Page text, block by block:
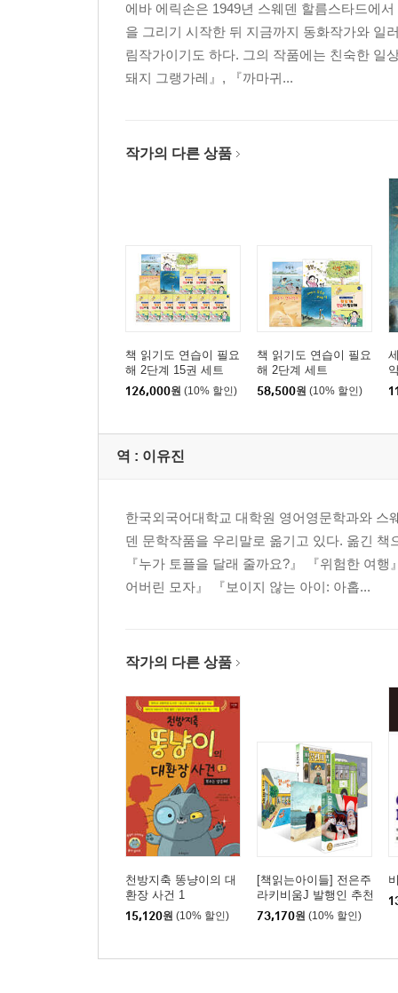
에바 에릭손은 1949년 스웨덴 할름스타드에
을 그리기 시작한 뒤 지금까지 동화작가와 일
림작가이기도 하다. 그의 작품에는 친숙한 일
돼지 그랭가레』, 『까마귀...
작가의 다른 상품
책 읽기도 연습이 필요
해 2단계 15권 세트
126,000원 (10% 할인)
책 읽기도 연습이 필요
해 2단계 세트
58,500원 (10% 할인)
역 : 이유진
한국외국어대학교 대학원 영어영문학과와
덴 문학작품을 우리말로 옮기고 있다. 옮긴
『누가 토플을 달래 줄까요?』 『위험한 여
어버린 모자』 『보이지 않는 아이: 아홉...
작가의 다른 상품
천방지축 똥냥이의 대
환장 사건 1
15,120원 (10% 할인)
[책읽는아이들] 전은주
라키비움J 발행인 추천
초등 5~6학년 세트
73,170원 (10% 할인)